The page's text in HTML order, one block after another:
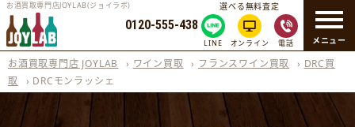
メニュー
お酒買取専門店JOYLAB(ジョイラボ)
0120-555-438
選べる無料査定
LINE オンライン 電話
お酒買取専門店 JOYLAB › ワイン買取 › フランスワイン買取 › DRC買
取
› DRCモンラッシェ